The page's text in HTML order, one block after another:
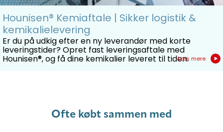
Hounisen® Kemiaftale | Sikker logistik &
kemikalielevering
Er du på udkig efter en ny leverandør med korte
leveringstider? Opret fast leveringsaftale med
Hounisen®, og få dine kemikalier leveret til tiden.Læs mere
Ofte købt sammen med